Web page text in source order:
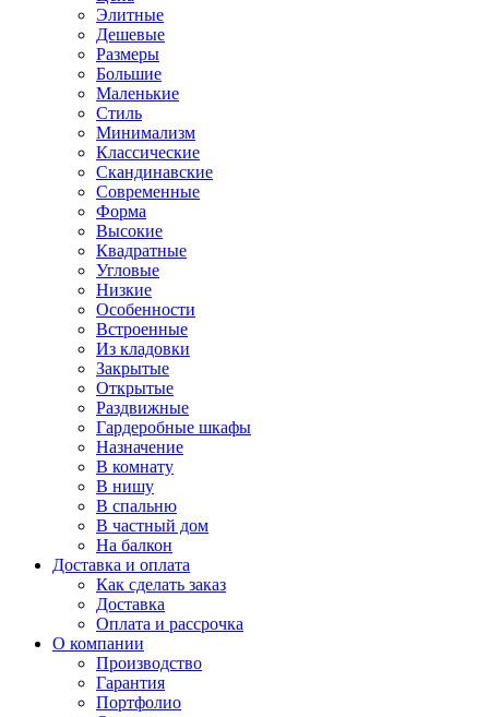
Элитные
Дешевые
Размеры
Большие
Маленькие
Стиль
Минимализм
Классические
Скандинавские
Современные
Форма
Высокие
Квадратные
Угловые
Низкие
Особенности
Встроенные
Из кладовки
Закрытые
Открытые
Раздвижные
Гардеробные шкафы
Назначение
В комнату
В нишу
В спальню
В частный дом
На балкон
Доставка и оплата
Как сделать заказ
Доставка
Оплата и рассрочка
О компании
Производство
Гарантия
Портфолио